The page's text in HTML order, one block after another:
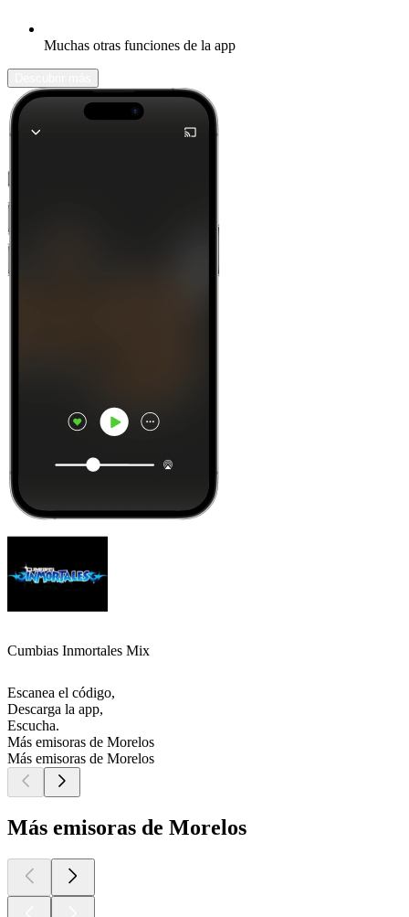
Muchas otras funciones de la app
Cumbias Inmortales Mix
Escanea el código,
Descarga la app,
Escucha.
Más emisoras de Morelos
Más emisoras de Morelos
Más emisoras de Morelos